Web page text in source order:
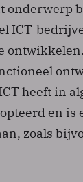
onderwerp
ICT-
heeft in
en is
zoals